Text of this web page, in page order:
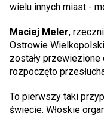
wielu innych miast -
Maciej Meler,
Ostrowie
zostały
rozpoczęto
To pierwszy taki
świecie. Włoskie